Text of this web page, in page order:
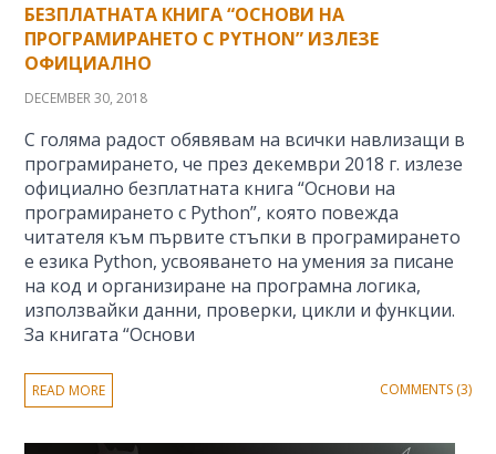
БЕЗПЛАТНАТА КНИГА “ОСНОВИ НА
ПРОГРАМИРАНЕТО С PYTHON” ИЗЛЕЗЕ
ОФИЦИАЛНО
DECEMBER 30, 2018
С голяма радост обявявам на всички навлизащи в
програмирането, че през декември 2018 г. излезе
официално безплатната книга “Основи на
програмирането с Python”, която повежда
читателя към първите стъпки в програмирането
е езика Python, усвояването на умения за писане
на код и организиране на програмна логика,
използвайки данни, проверки, цикли и функции.
За книгата “Основи
READ MORE COMMENTS (3)